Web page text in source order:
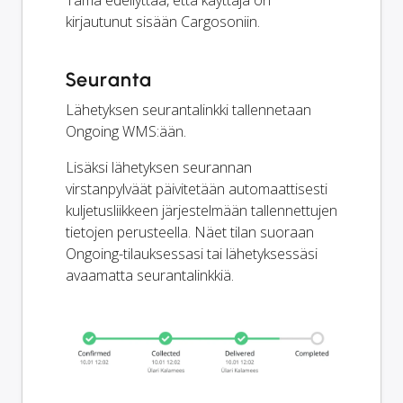
kirjautunut sisään Cargosoniin.
Seuranta
Lähetyksen seurantalinkki tallennetaan
Ongoing WMS:ään.
Lisäksi lähetyksen seurannan
virstanpylväät päivitetään automaattisesti
kuljetusliikkeen järjestelmään tallennettujen
tietojen perusteella. Näet tilan suoraan
Ongoing-tilauksessasi tai lähetyksessäsi
avaamatta seurantalinkkiä.